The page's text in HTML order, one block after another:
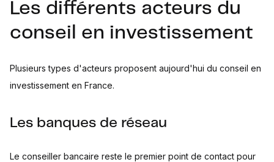
Les différents acteurs du
conseil en investissement
Plusieurs types d'acteurs proposent aujourd'hui du conseil en
investissement en France.
Les banques de réseau
Le conseiller bancaire reste le premier point de contact pour